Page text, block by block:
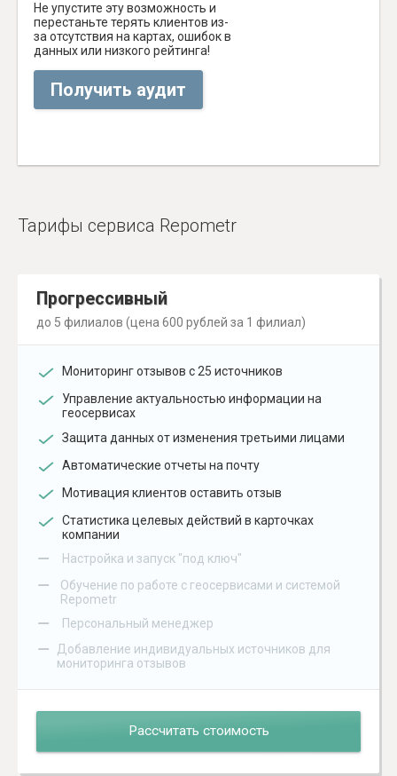
Не упустите эту возможность и
перестаньте терять клиентов из-
за отсутствия на картах, ошибок в
данных или низкого рейтинга!
Получить аудит
Тарифы сервиса Repometr
Прогрессивный
до 5 филиалов (цена 600 рублей за 1 филиал)
Мониторинг отзывов с 25 источников
Управление актуальностью информации на
геосервисах
Защита данных от изменения третьими лицами
Автоматические отчеты на почту
Мотивация клиентов оставить отзыв
Статистика целевых действий в карточках
компании
– Настройка и запуск "под ключ"
–
Обучение по работе с геосервисами и системой
Repometr
– Персональный менеджер
–
Добавление индивидуальных источников для
мониторинга отзывов
Рассчитать стоимость